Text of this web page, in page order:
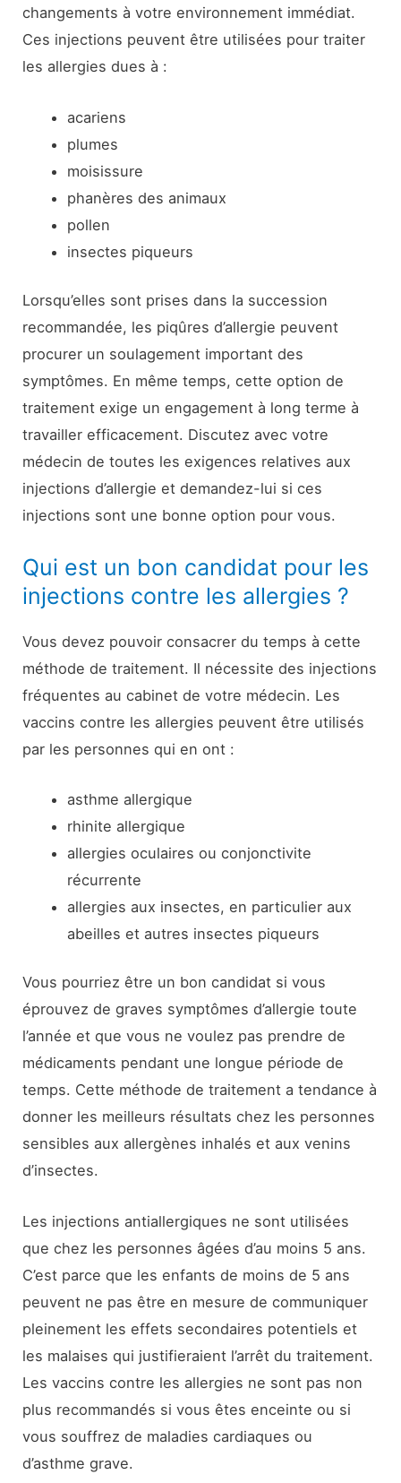
changements à votre environnement immédiat.
Ces injections peuvent être utilisées pour traiter
les allergies dues à :
acariens
plumes
moisissure
phanères des animaux
pollen
insectes piqueurs
Lorsqu’elles sont prises dans la succession
recommandée, les piqûres d’allergie peuvent
procurer un soulagement important des
symptômes. En même temps, cette option de
traitement exige un engagement à long terme à
travailler efficacement. Discutez avec votre
médecin de toutes les exigences relatives aux
injections d’allergie et demandez-lui si ces
injections sont une bonne option pour vous.
Qui est un bon candidat pour les
injections contre les allergies ?
Vous devez pouvoir consacrer du temps à cette
méthode de traitement. Il nécessite des injections
fréquentes au cabinet de votre médecin. Les
vaccins contre les allergies peuvent être utilisés
par les personnes qui en ont :
asthme allergique
rhinite allergique
allergies oculaires ou conjonctivite
récurrente
allergies aux insectes, en particulier aux
abeilles et autres insectes piqueurs
Vous pourriez être un bon candidat si vous
éprouvez de graves symptômes d’allergie toute
l’année et que vous ne voulez pas prendre de
médicaments pendant une longue période de
temps. Cette méthode de traitement a tendance à
donner les meilleurs résultats chez les personnes
sensibles aux allergènes inhalés et aux venins
d’insectes.
Les injections antiallergiques ne sont utilisées
que chez les personnes âgées d’au moins 5 ans.
C’est parce que les enfants de moins de 5 ans
peuvent ne pas être en mesure de communiquer
pleinement les effets secondaires potentiels et
les malaises qui justifieraient l’arrêt du traitement.
Les vaccins contre les allergies ne sont pas non
plus recommandés si vous êtes enceinte ou si
vous souffrez de maladies cardiaques ou
d’asthme grave.